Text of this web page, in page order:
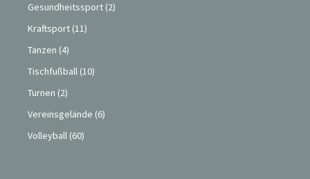
Gesundheitssport (2)
Kraftsport (11)
Tanzen (4)
Tischfußball (10)
Turnen (2)
Vereinsgelände (6)
Volleyball (60)